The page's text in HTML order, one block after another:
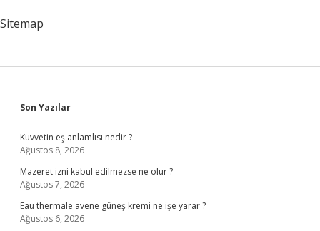
Sitemap
Sidebar
Son Yazılar
Kuvvetin eş anlamlısı nedir ?
Ağustos 8, 2026
Mazeret izni kabul edilmezse ne olur ?
Ağustos 7, 2026
Eau thermale avene güneş kremi ne işe yarar ?
Ağustos 6, 2026